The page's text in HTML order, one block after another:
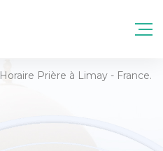
Horaire Prière à Limay - France.